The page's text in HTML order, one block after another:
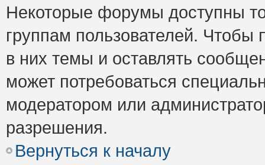
Некоторые форумы доступны
группам пользователей. Чтобы
в них темы и оставлять
может потребоваться
модератором или
разрешения.
Вернуться к началу